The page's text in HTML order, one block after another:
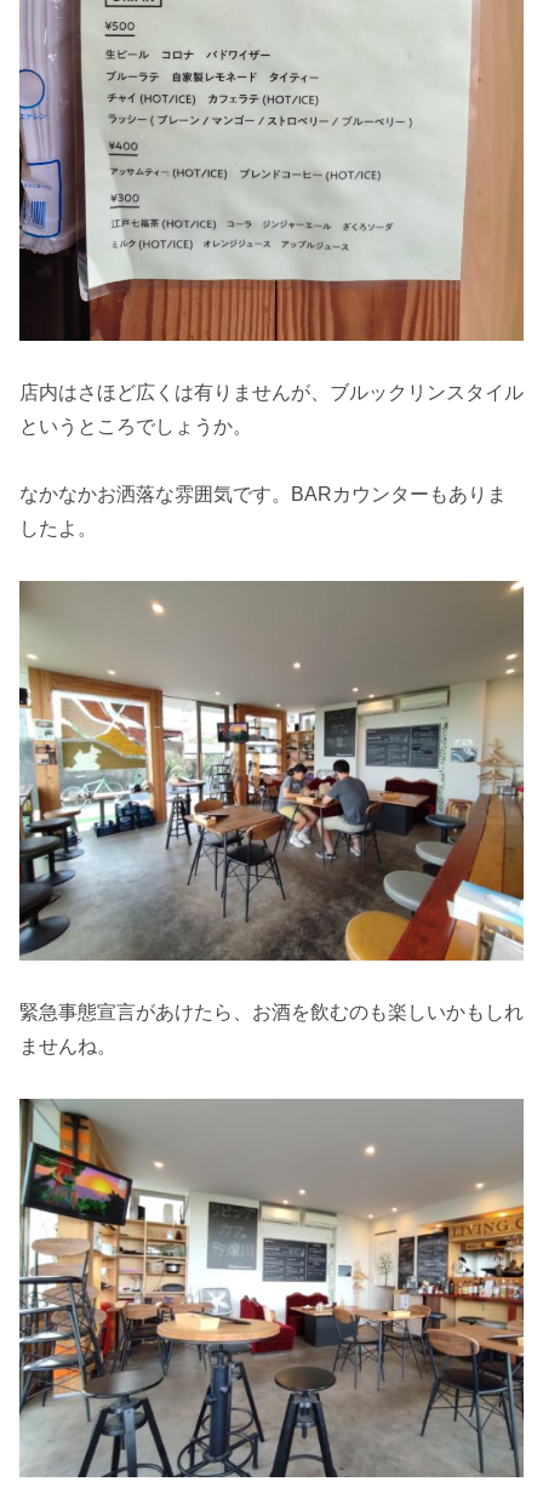
店内はさほど広くは有りませんが、ブルックリンスタイル
というところでしょうか。
なかなかお洒落な雰囲気です。BARカウンターもありま
したよ。
緊急事態宣言があけたら、お酒を飲むのも楽しいかもしれ
ませんね。